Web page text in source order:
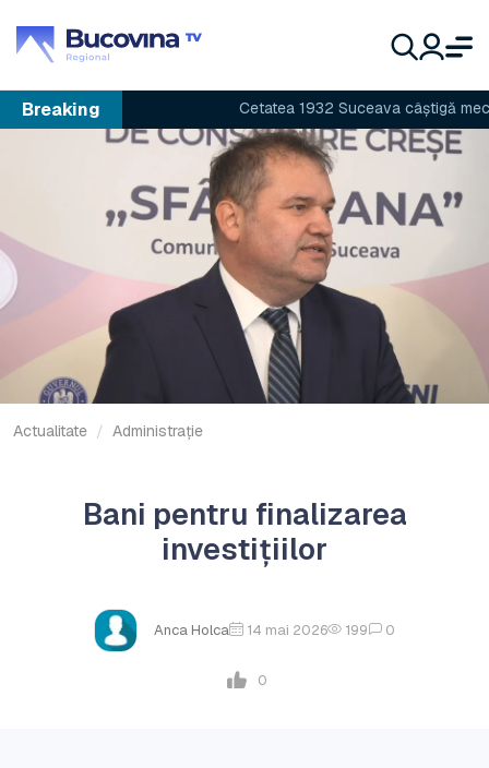
Breaking Cetatea 1932 Suceava câștigă meciul
Actualitate Administrație
Bani pentru finalizarea
investițiilor
Anca Holca 14 mai 2026 199 0
0